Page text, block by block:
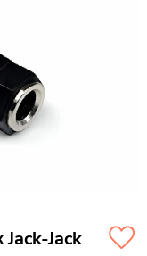
Jack